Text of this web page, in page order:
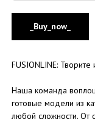
_Buy_now_
FUSIONLINE:
Наша команда
готовые модели из
любой сложности. От